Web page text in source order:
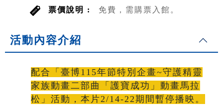
票價說明 : 免費，需購票入館。
活動內容介紹
配合「臺博115年節特別企畫~守護精靈
家族動畫二部曲「護寶成功」動畫馬拉
松」活動，本片2/14-22期間暫停播映。